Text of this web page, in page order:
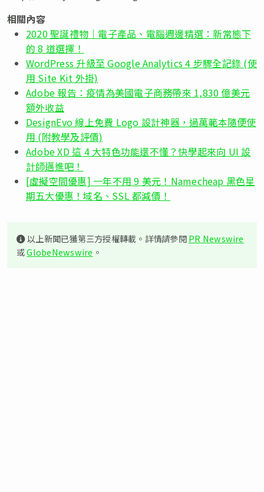
相關內容
2020 聖誕禮物｜電子產品、電腦週邊精選：新常態下
的 8 道選擇！
WordPress 升級至 Google Analytics 4 步驟全記錄 (使
用 Site Kit 外掛)
Adobe 報告：疫情為美國電子商務帶來 1,830 億美元
額外收益
DesignEvo 線上免費 Logo 設計神器，過萬範本隨便使
用 (附教學及評價)
Adobe XD 這 4 大特色功能還不懂？快學起來向 UI 設
計師邁進吧！
[虛擬空間優惠] 一年不用 9 美元！Namecheap 黑色星
期五大優惠！域名、SSL 都減價！
以上新聞已獲第三方授權轉載。詳情請參閱PR Newswire
或GlobeNewswire 。